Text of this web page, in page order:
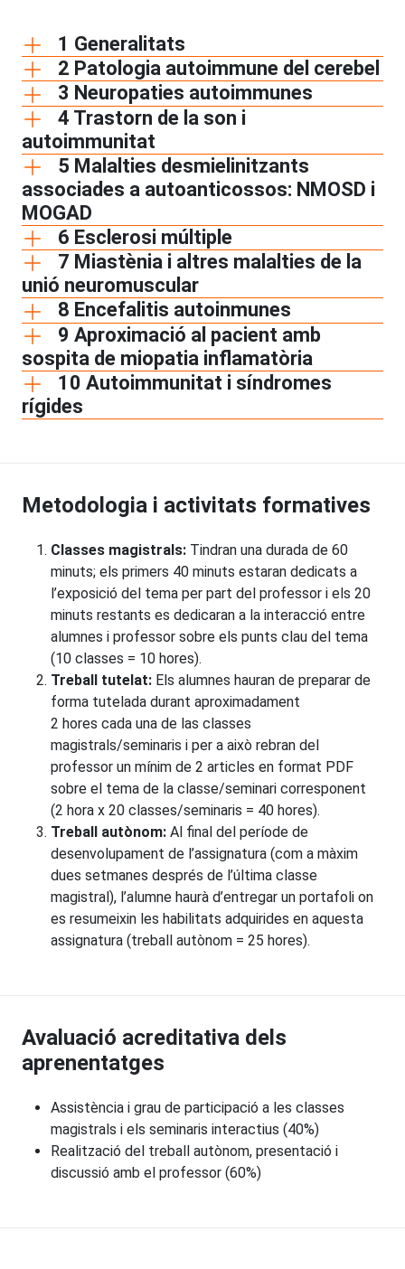
1 Generalitats
2 Patologia autoimmune del cerebel
3 Neuropaties autoimmunes
4 Trastorn de la son i
autoimmunitat
5 Malalties desmielinitzants
associades a autoanticossos: NMOSD i
MOGAD
6 Esclerosi múltiple
7 Miastènia i altres malalties de la
unió neuromuscular
8 Encefalitis autoinmunes
9 Aproximació al pacient amb
sospita de miopatia inflamatòria
10 Autoimmunitat i síndromes
rígides
Metodologia i activitats formatives
Classes magistrals: Tindran una durada de 60
minuts; els primers 40 minuts estaran dedicats a
l’exposició del tema per part del professor i els 20
minuts restants es dedicaran a la interacció entre
alumnes i professor sobre els punts clau del tema
(10 classes = 10 hores).
Treball tutelat: Els alumnes hauran de preparar de
forma tutelada durant aproximadament
2 hores cada una de las classes
magistrals/seminaris i per a això rebran del
professor un mínim de 2 articles en format PDF
sobre el tema de la classe/seminari corresponent
(2 hora x 20 classes/seminaris = 40 hores).
Treball autònom: Al final del període de
desenvolupament de l’assignatura (com a màxim
dues setmanes després de l’última classe
magistral), l’alumne haurà d’entregar un portafoli on
es resumeixin les habilitats adquirides en aquesta
assignatura (treball autònom = 25 hores).
Avaluació acreditativa dels
aprenentatges
Assistència i grau de participació a les classes
magistrals i els seminaris interactius (40%)
Realització del treball autònom, presentació i
discussió amb el professor (60%)